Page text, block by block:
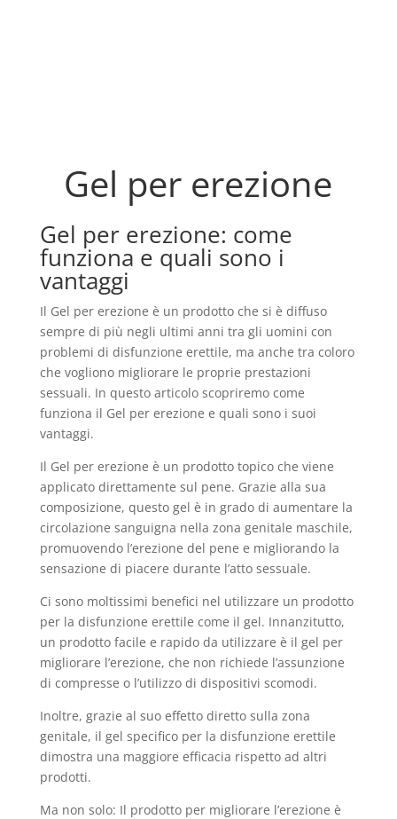
Gel per erezione
Gel per erezione: come
funziona e quali sono i
vantaggi
Il Gel per erezione è un prodotto che si è diffuso
sempre di più negli ultimi anni tra gli uomini con
problemi di disfunzione erettile, ma anche tra coloro
che vogliono migliorare le proprie prestazioni
sessuali. In questo articolo scopriremo come
funziona il Gel per erezione e quali sono i suoi
vantaggi.
Il Gel per erezione è un prodotto topico che viene
applicato direttamente sul pene. Grazie alla sua
composizione, questo gel è in grado di aumentare la
circolazione sanguigna nella zona genitale maschile,
promuovendo l’erezione del pene e migliorando la
sensazione di piacere durante l’atto sessuale.
Ci sono moltissimi benefici nel utilizzare un prodotto
per la disfunzione erettile come il gel. Innanzitutto,
un prodotto facile e rapido da utilizzare è il gel per
migliorare l’erezione, che non richiede l’assunzione
di compresse o l’utilizzo di dispositivi scomodi.
Inoltre, grazie al suo effetto diretto sulla zona
genitale, il gel specifico per la disfunzione erettile
dimostra una maggiore efficacia rispetto ad altri
prodotti.
Ma non solo: Il prodotto per migliorare l’erezione è